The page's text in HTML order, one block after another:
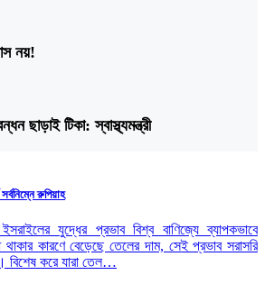
নয়!
ছাড়াই টিকা: স্বাস্থ্যমন্ত্রী
রুপিয়াহ
যুদ্ধের প্রভাব বিশ্ব বাণিজ্যে ব্যাপকভাবে
কারণে বেড়েছে তেলের দাম, সেই প্রভাব সরাসরি
বিশেষ করে যারা তেল…